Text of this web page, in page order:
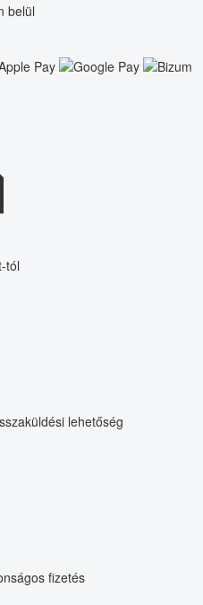
belül
tól
lehetőség
fizetés